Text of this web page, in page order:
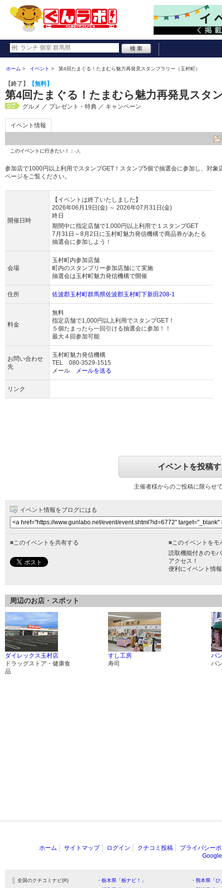
ホーム イベント 第4回たまぐる！たまむら魅力再発見スタンプラリー（玉村町）
【終了】 【無料】
第4回たまぐる！たまむら魅力再発見スタ
グルメ ／ プレゼント・特典 ／ キャンペーン
イベント情報
このイベントに行きたい！： -人
参加店で1000円以上利用でスタンプGET！スタンプ5個で抽選会に参加し、対
ページをご覧ください。
開催日時
【イベントは終了いたしました】
2026年06月19日(金) ～ 2026年07月31日(金)
終日
期間中に指定店舗で1,000円以上利用で１スタンプGET
7月31日～8月2日に玉村町魅力発信機構で商品券があたる
抽選会に参加しよう！
会場
玉村町内参加店舗
町内のスタンプリー参加店舗にて実施
抽選会は玉村町魅力発信機構で開催
住所 佐波郡玉村町群馬県佐波郡玉村町下新田208-1
料金
無料
指定店舗で1,000円以上利用でスタンプGET！
５個たまったら一回引ける抽選会に参加！！
最大４回参加可能
お問い合わせ
先
玉村町魅力発信機構
TEL 080-3529-1515
メール
メールを送る
リンク
イベントを投稿
主催者様からのご投稿に限らせ
イベント情報をブログにはる
■このイベントを共有する ■このイベントをモ
読取機能付きのモ
アクセス！
便利にイベント情
周辺のお店・スポット
ダイレックス玉村店
ドラッグストア・健康食
品
すし工房
寿司
パ
パ
ホーム サイトマップ ログイン クチコミ投稿
プライバシー
全国のクチコミナビ(R) ・栃木県「栃ナビ！」
・熊本県「